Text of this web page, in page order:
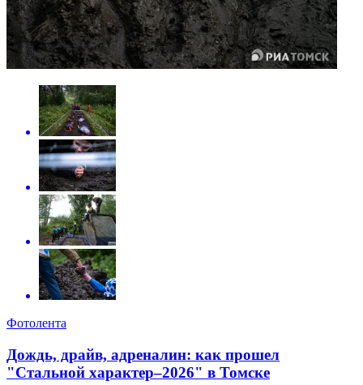
Фотолента
Дождь, драйв, адреналин: как прошел
"Стальной характер–2026" в Томске